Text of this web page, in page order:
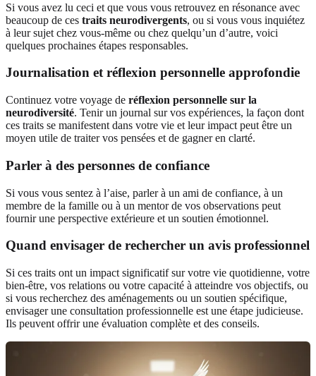
Si vous avez lu ceci et que vous vous retrouvez en résonance avec
beaucoup de ces traits neurodivergents, ou si vous vous inquiétez
à leur sujet chez vous-même ou chez quelqu’un d’autre, voici
quelques prochaines étapes responsables.
Journalisation et réflexion personnelle approfondie
Continuez votre voyage de réflexion personnelle sur la
neurodiversité. Tenir un journal sur vos expériences, la façon dont
ces traits se manifestent dans votre vie et leur impact peut être un
moyen utile de traiter vos pensées et de gagner en clarté.
Parler à des personnes de confiance
Si vous vous sentez à l’aise, parler à un ami de confiance, à un
membre de la famille ou à un mentor de vos observations peut
fournir une perspective extérieure et un soutien émotionnel.
Quand envisager de rechercher un avis professionnel
Si ces traits ont un impact significatif sur votre vie quotidienne, votre
bien-être, vos relations ou votre capacité à atteindre vos objectifs, ou
si vous recherchez des aménagements ou un soutien spécifique,
envisager une consultation professionnelle est une étape judicieuse.
Ils peuvent offrir une évaluation complète et des conseils.